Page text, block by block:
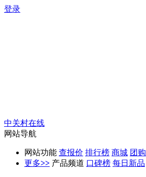
登录
中关村在线
网站导航
网站功能 查报价 排行榜 商城 团购
更多>> 产品频道 口碑榜 每日新品